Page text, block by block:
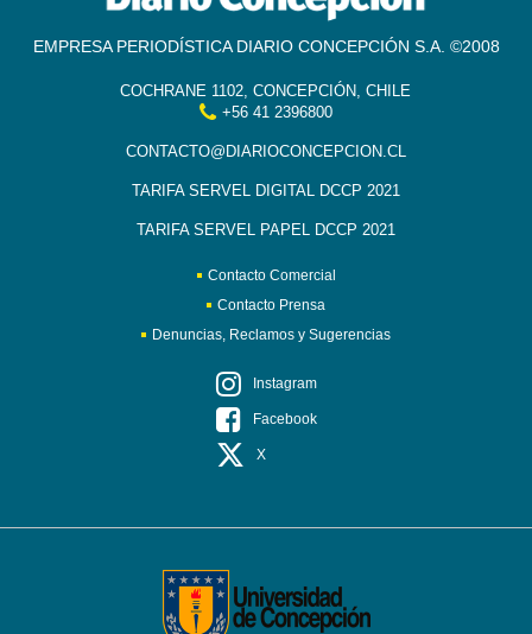
EMPRESA PERIODÍSTICA DIARIO CONCEPCIÓN S.A. ©2008
COCHRANE 1102, CONCEPCIÓN, CHILE
+56 41 2396800
CONTACTO@DIARIOCONCEPCION.CL
TARIFA SERVEL DIGITAL DCCP 2021
TARIFA SERVEL PAPEL DCCP 2021
Contacto Comercial
Contacto Prensa
Denuncias, Reclamos y Sugerencias
Instagram
Facebook
X